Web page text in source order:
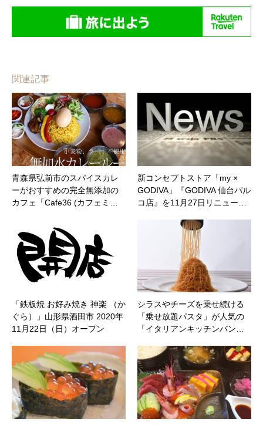
関連記事
青森県弘前市のスパイスカレ
ーがおすすめの完全無添加の
カフェ「Cafe36 (カフェミ…
新コンセプトストア「my ×
GODIVA」『GODIVA 仙台パル
コ店』を11月27日リニュー…
「鉄板焼 お好み焼き 神楽 （か
ぐら）」山形県酒田市 2020年
11月22日（日）オープン
シラスやチーズを乗せ続ける
「乗せ放題パスタ」が人気の
「イタリアンキッチンバン…